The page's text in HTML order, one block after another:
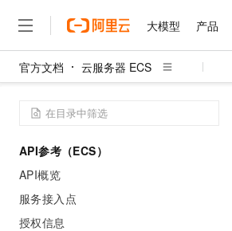
大模型 产品
官方文档 云服务器 ECS
API参考（ECS）
API概览
服务接入点
授权信息
大模型
产品
精选产品
解决方案
精选解决方案
权益
定价
云市场
伙伴
服务
了解阿里云